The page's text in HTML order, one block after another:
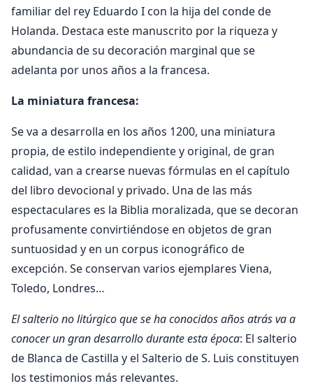
familiar del rey Eduardo I con la hija del conde de
Holanda. Destaca este manuscrito por la riqueza y
abundancia de su decoración marginal que se
adelanta por unos años a la francesa.
La miniatura francesa:
Se va a desarrolla en los años 1200, una miniatura
propia, de estilo independiente y original, de gran
calidad, van a crearse nuevas fórmulas en el capítulo
del libro devocional y privado. Una de las más
espectaculares es la Biblia moralizada, que se decoran
profusamente convirtiéndose en objetos de gran
suntuosidad y en un corpus iconográfico de
excepción. Se conservan varios ejemplares Viena,
Toledo, Londres…
El salterio no litúrgico que se ha conocidos años atrás va a
conocer un gran desarrollo durante esta época: El salterio
de Blanca de Castilla y el Salterio de S. Luis constituyen
los testimonios más relevantes.